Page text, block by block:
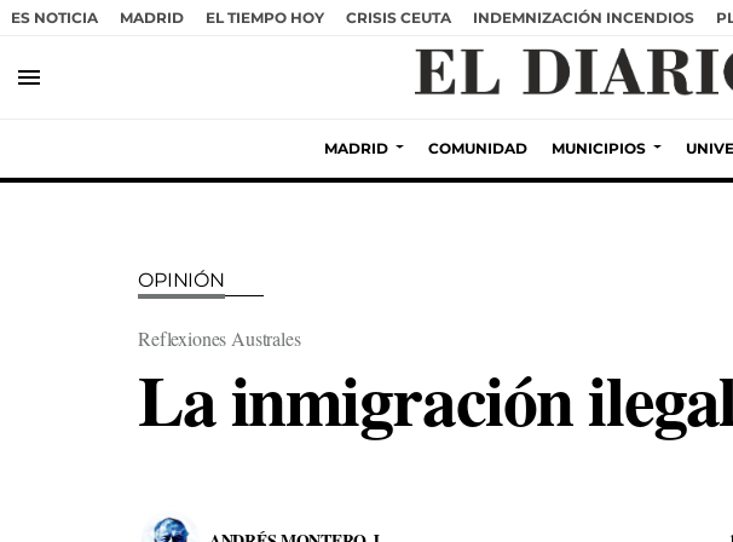
ES NOTICIA MADRID EL TIEMPO HOY CRISIS CEUTA INDEMNIZACIÓN INCENDIOS
menu
MADRID COMUNIDAD MUNICIPIOS
OPINIÓN
Reflexiones Australes
La inmigración